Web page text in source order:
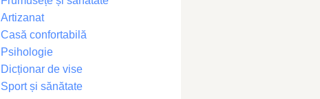
Artizanat
Casă confortabilă
Psihologie
Dicționar de vise
Sport și sănătate